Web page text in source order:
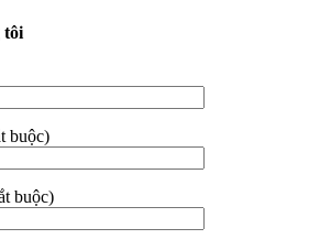
tôi
buộc)
buộc)